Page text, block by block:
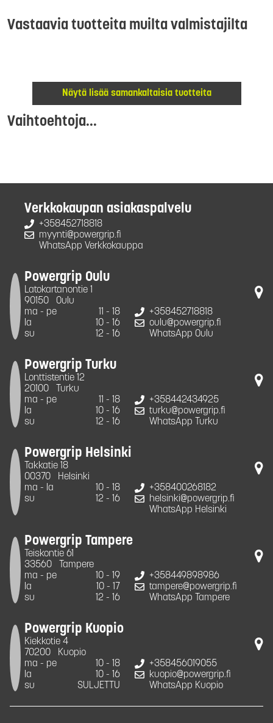
Vastaavia tuotteita muilta valmistajilta
Näytä lisää samankaltaisia tuotteita
Vaihtoehtoja...
Verkkokaupan asiakaspalvelu
+358452718818
myynti@powergrip.fi
WhatsApp Verkkokauppa
Powergrip Oulu
Latokartanontie 1
90150
Oulu
ma - pe
11 - 18
la
10 - 16
su
12 - 16
+358452718818
oulu@powergrip.fi
WhatsApp Oulu
Powergrip Turku
Lonttistentie 12
20100
Turku
ma - pe
11 - 18
la
10 - 16
su
12 - 16
+358442434925
turku@powergrip.fi
WhatsApp Turku
Powergrip Helsinki
Takkatie 18
00370
Helsinki
ma - la
10 - 18
su
12 - 16
+358400268182
helsinki@powergrip.fi
WhatsApp Helsinki
Powergrip Tampere
Teiskontie 61
33560
Tampere
ma - pe
10 - 19
la
10 - 17
su
12 - 16
+358449898986
tampere@powergrip.fi
WhatsApp Tampere
Powergrip Kuopio
Kiekkotie 4
70200
Kuopio
ma - pe
10 - 18
la
10 - 16
su
SULJETTU
+358456019055
kuopio@powergrip.fi
WhatsApp Kuopio